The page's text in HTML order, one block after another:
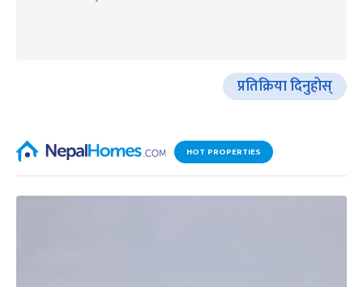
प्रतिक्रिया दिनुहोस्
HOT PROPERTIES